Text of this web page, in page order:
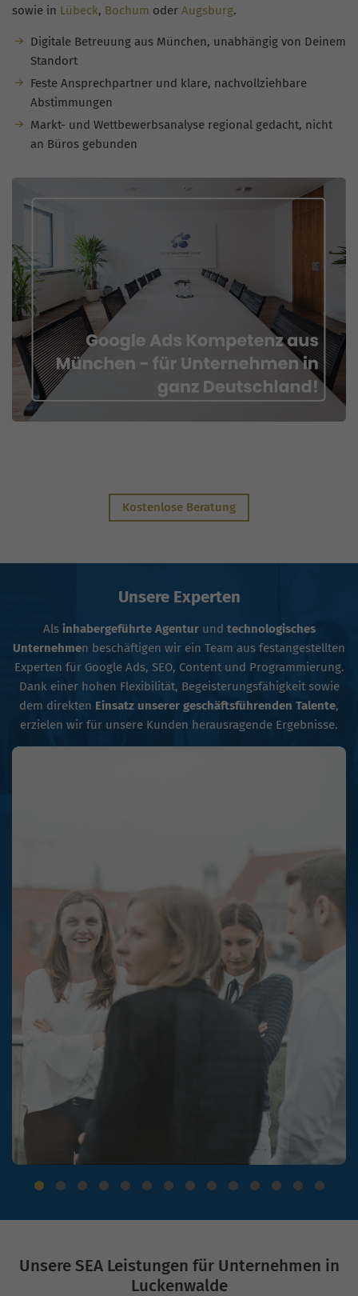
sowie in Lübeck, Bochum oder Augsburg.
Digitale Betreuung aus München, unabhängig von Deinem
Standort
Feste Ansprechpartner und klare, nachvollziehbare
Abstimmungen
Markt- und Wettbewerbsanalyse regional gedacht, nicht
an Büros gebunden
Kostenlose Beratung
Unsere Experten
Alsinhabergeführte Agenturund technologisches
Unternehmen beschäftigen wir ein Team aus festangestellten
Experten für Google Ads, SEO, Content und Programmierung.
Dank einer hohen Flexibilität, Begeisterungsfähigkeit sowie
dem direkten Einsatz unserer geschäftsführenden Talente,
erzielen wir für unsere Kunden herausragende Ergebnisse.
Unsere SEA Leistungen für Unternehmen in
Luckenwalde